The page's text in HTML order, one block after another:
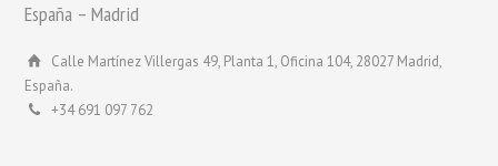
España – Madrid
Calle Martínez Villergas 49, Planta 1, Oficina 104, 28027 Madrid,
España.
+34 691 097 762